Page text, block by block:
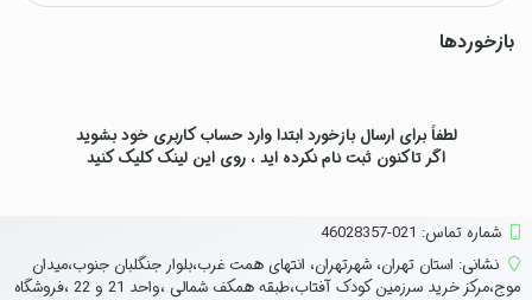
بازخوردها
لطفاً برای ارسال بازخورد ابتدا وارد حساب کاربری خود بشوید
اگر تاکنون ثبت نام نکرده اید ، روی این لینککلیک کنید
شماره تماس‌: 021-46028357
نشانی: استان تهران، شهرتهران، انتهای همت غرب،بلوار جنگلبان جنوب،میدان
موج،مرکز خرید سرزمین کودک آفتاب،طبقه همکف شمالی ،واحد 21 و 22 ،فروشگاه